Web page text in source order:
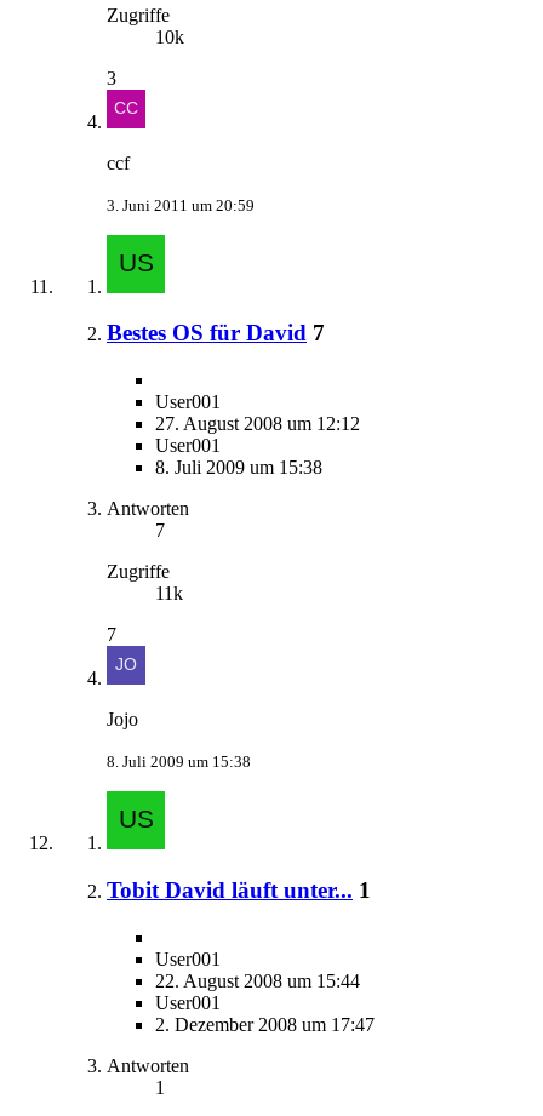
Zugriffe
10k
3
ccf
3. Juni 2011 um 20:59
Bestes OS für David 7
User001
27. August 2008 um 12:12
User001
8. Juli 2009 um 15:38
Antworten
7
Zugriffe
11k
7
Jojo
8. Juli 2009 um 15:38
Tobit David läuft unter... 1
User001
22. August 2008 um 15:44
User001
2. Dezember 2008 um 17:47
Antworten
1